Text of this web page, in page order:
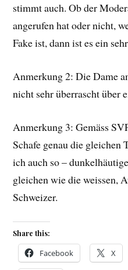
stimmt auch. Ob der
angerufen hat oder nicht,
Fake ist, dann ist es ein
Anmerkung 2: Die Dame
nicht sehr überrascht über
Anmerkung 3: Gemäss
Schafe genau die gleichen
ich auch so –
gleichen wie die weissen,
Schweizer.
Share this:
Facebook X